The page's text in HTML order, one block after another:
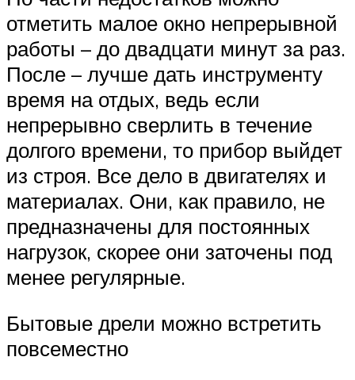
отметить малое окно непрерывной
работы – до двадцати минут за раз.
После – лучше дать инструменту
время на отдых, ведь если
непрерывно сверлить в течение
долгого времени, то прибор выйдет
из строя. Все дело в двигателях и
материалах. Они, как правило, не
предназначены для постоянных
нагрузок, скорее они заточены под
менее регулярные.
Бытовые дрели можно встретить
повсеместно